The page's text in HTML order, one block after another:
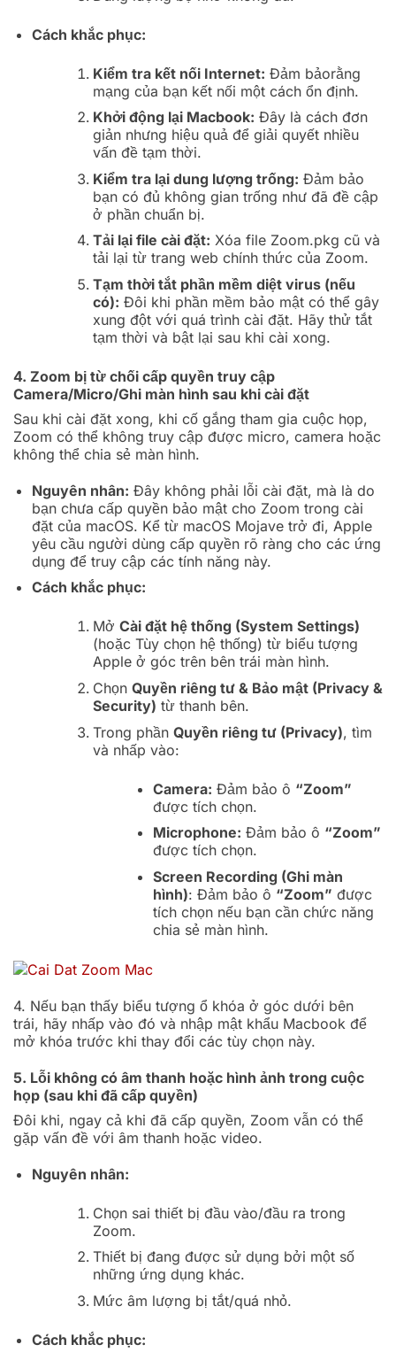
Cách khắc phục:
Kiểm tra kết nối Internet: Đảm bảorằng
mạng của bạn kết nối một cách ổn định.
Khởi động lại Macbook: Đây là cách đơn
giản nhưng hiệu quả để giải quyết nhiều
vấn đề tạm thời.
Kiểm tra lại dung lượng trống: Đảm bảo
bạn có đủ không gian trống như đã đề cập
ở phần chuẩn bị.
Tải lại file cài đặt: Xóa file Zoom.pkg cũ và
tải lại từ trang web chính thức của Zoom.
Tạm thời tắt phần mềm diệt virus (nếu
có): Đôi khi phần mềm bảo mật có thể gây
xung đột với quá trình cài đặt. Hãy thử tắt
tạm thời và bật lại sau khi cài xong.
4. Zoom bị từ chối cấp quyền truy cập
Camera/Micro/Ghi màn hình sau khi cài đặt
Sau khi cài đặt xong, khi cố gắng tham gia cuộc họp,
Zoom có thể không truy cập được micro, camera hoặc
không thể chia sẻ màn hình.
Nguyên nhân: Đây không phải lỗi cài đặt, mà là do
bạn chưa cấp quyền bảo mật cho Zoom trong cài
đặt của macOS. Kể từ macOS Mojave trở đi, Apple
yêu cầu người dùng cấp quyền rõ ràng cho các ứng
dụng để truy cập các tính năng này.
Cách khắc phục:
Mở Cài đặt hệ thống (System Settings)
(hoặc Tùy chọn hệ thống) từ biểu tượng
Apple ở góc trên bên trái màn hình.
Chọn Quyền riêng tư & Bảo mật (Privacy &
Security) từ thanh bên.
Trong phần Quyền riêng tư (Privacy), tìm
và nhấp vào:
Camera: Đảm bảo ô “Zoom”
được tích chọn.
Microphone: Đảm bảo ô “Zoom”
được tích chọn.
Screen Recording (Ghi màn
hình): Đảm bảo ô “Zoom” được
tích chọn nếu bạn cần chức năng
chia sẻ màn hình.
4. Nếu bạn thấy biểu tượng ổ khóa ở góc dưới bên
trái, hãy nhấp vào đó và nhập mật khẩu Macbook để
mở khóa trước khi thay đổi các tùy chọn này.
5. Lỗi không có âm thanh hoặc hình ảnh trong cuộc
họp (sau khi đã cấp quyền)
Đôi khi, ngay cả khi đã cấp quyền, Zoom vẫn có thể
gặp vấn đề với âm thanh hoặc video.
Nguyên nhân:
Chọn sai thiết bị đầu vào/đầu ra trong
Zoom.
Thiết bị đang được sử dụng bởi một số
những ứng dụng khác.
Mức âm lượng bị tắt/quá nhỏ.
Cách khắc phục: